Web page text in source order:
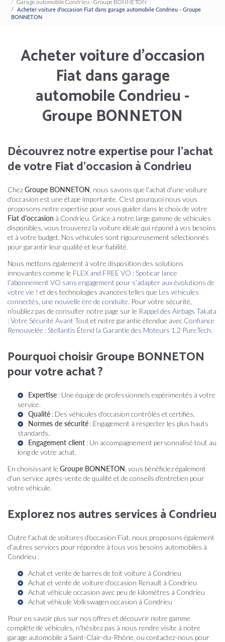
Garage automobile Condrieu - Groupe BONNETON
Acheter voiture d'occasion Fiat dans garage automobile Condrieu - Groupe
BONNETON
Acheter voiture d'occasion
Fiat dans garage
automobile Condrieu -
Groupe BONNETON
Découvrez notre expertise pour l'achat
de votre Fiat d'occasion à Condrieu
ChezGroupe BONNETON , nous savons que l'achat d'une voiture
d'occasion est une étape importante. C'est pourquoi nous vous
proposons notre expertise pour vous guider dans le choix de votre
Fiat d'occasion à Condrieu. Grâce à notre large gamme de véhicules
disponibles, vous trouverez la voiture idéale qui répond à vos besoins
et à votre budget. Nos véhicules sont rigoureusement sélectionnés
pour garantir leur qualité et leur fiabilité.
Nous mettons également à votre disposition des solutions
innovantes comme le FLEX and FREE VO : Spoticar lance
l’abonnement VO sans engagement pour s’adapter aux évolutions de
votre vie ! et des technologies avancées telles que Les véhicules
connectés, une nouvelle ère de conduite. Pour votre sécurité,
n'oubliez pas de consulter notre page sur le Rappel des Airbags Takata
: Votre Sécurité Avant Tout et notre garantie étendue avec Confiance
Renouvelée : Stellantis Étend la Garantie des Moteurs 1.2 PureTech.
Pourquoi choisir Groupe BONNETON
pour votre achat ?
Expertise : Une équipe de professionnels expérimentés à votre
service.
Qualité : Des véhicules d'occasion contrôlés et certifiés.
Normes de sécurité : Engagement à respecter les plus hauts
standards.
Engagement client : Un accompagnement personnalisé tout au
long de votre achat.
En choisissant le Groupe BONNETON , vous bénéficiez également
d'un service après-vente de qualité et de conseils d'entretien pour
votre véhicule.
Explorez nos autres services à Condrieu
Outre l'achat de voitures d'occasion Fiat, nous proposons également
d'autres services pour répondre à tous vos besoins automobiles à
Condrieu :
Achat et vente de barres de toit voiture à Condrieu
Achat et vente de voiture d'occasion Renault à Condrieu
Achat véhicule occasion avec peu de kilomètres à Condrieu
Achat véhicule Volkswagen occasion à Condrieu
Pour en savoir plus sur nos offres et découvrir notre gamme
complète de véhicules, n'hésitez pas à nous rendre visite à notre
garage automobile à Saint-Clair-du-Rhône, ou contactez-nous pour